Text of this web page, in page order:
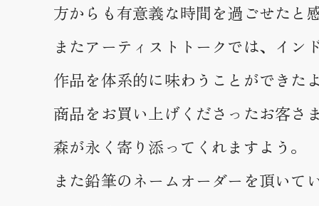
方からも有意義な時間を過ごせたと
またアーティストトークでは、イン
作品を体系的に味わうことができた
商品をお買い上げくださったお客さ
森が永く寄り添ってくれますよう。
また鉛筆のネームオーダーを頂いて